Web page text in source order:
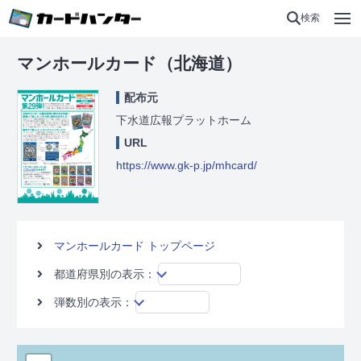
検索
マンホールカード（北海道）
配布元
下水道広報プラットホーム
URL
https://www.gk-p.jp/mhcard/
マンホールカード トップページ
都道府県別の表示：
弾数別の表示：